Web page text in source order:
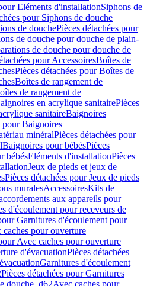
Eléments d'installationSiphons de
pour Siphons de douche
de douchePièces détachées pour
de douche pour douche de plain-
de douche pour douche de
pour AccessoiresBoîtes de
Pièces détachées pour Boîtes de
Boîtes de rangement de
de rangement de
en acrylique sanitairePièces
sanitaireBaignoires
pour Baignoires
minéralPièces détachées pour
Baignoires pour bébésPièces
bébésEléments d'installationPièces
Jeux de pieds et jeux de
Pièces détachées pour Jeux de pieds
muralesAccessoiresKits de
aux appareils pour
d'écoulement pour receveurs de
Garnitures d'écoulement pour
caches pour ouverture
Avec caches pour ouverture
d'évacuationPièces détachées
Garnitures d'écoulement
Pièces détachées pour Garnitures
douche, d62Avec caches pour